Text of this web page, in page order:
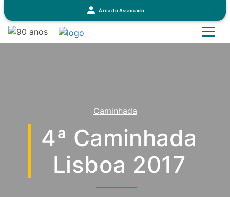
Área do Associado
Caminhada
4ª Caminhada
Lisboa 2017